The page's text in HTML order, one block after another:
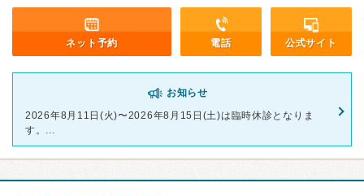
ネット予約 電話 公式サイト
お知らせ
2026年8月11日(火)〜2026年8月15日(土)は臨時休診となりま
す。...